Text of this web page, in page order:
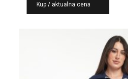
Kup / aktualna cena